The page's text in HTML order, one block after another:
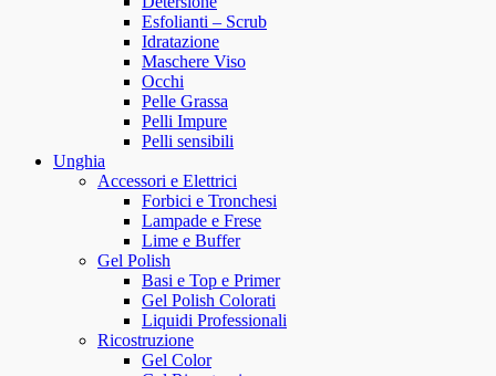
Esfolianti – Scrub
Idratazione
Maschere Viso
Occhi
Pelle Grassa
Pelli Impure
Pelli sensibili
Unghia
Accessori e Elettrici
Forbici e Tronchesi
Lampade e Frese
Lime e Buffer
Gel Polish
Basi e Top e Primer
Gel Polish Colorati
Liquidi Professionali
Ricostruzione
Gel Color